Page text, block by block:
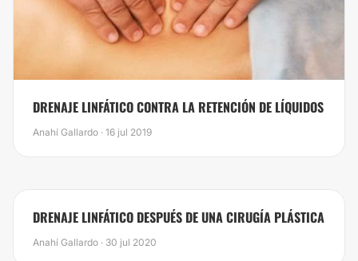
DRENAJE LINFÁTICO CONTRA LA RETENCIÓN DE LÍQUIDOS
Anahí Gallardo · 16 jul 2019
DRENAJE LINFÁTICO DESPUÉS DE UNA CIRUGÍA PLÁSTICA
Anahí Gallardo · 30 jul 2020